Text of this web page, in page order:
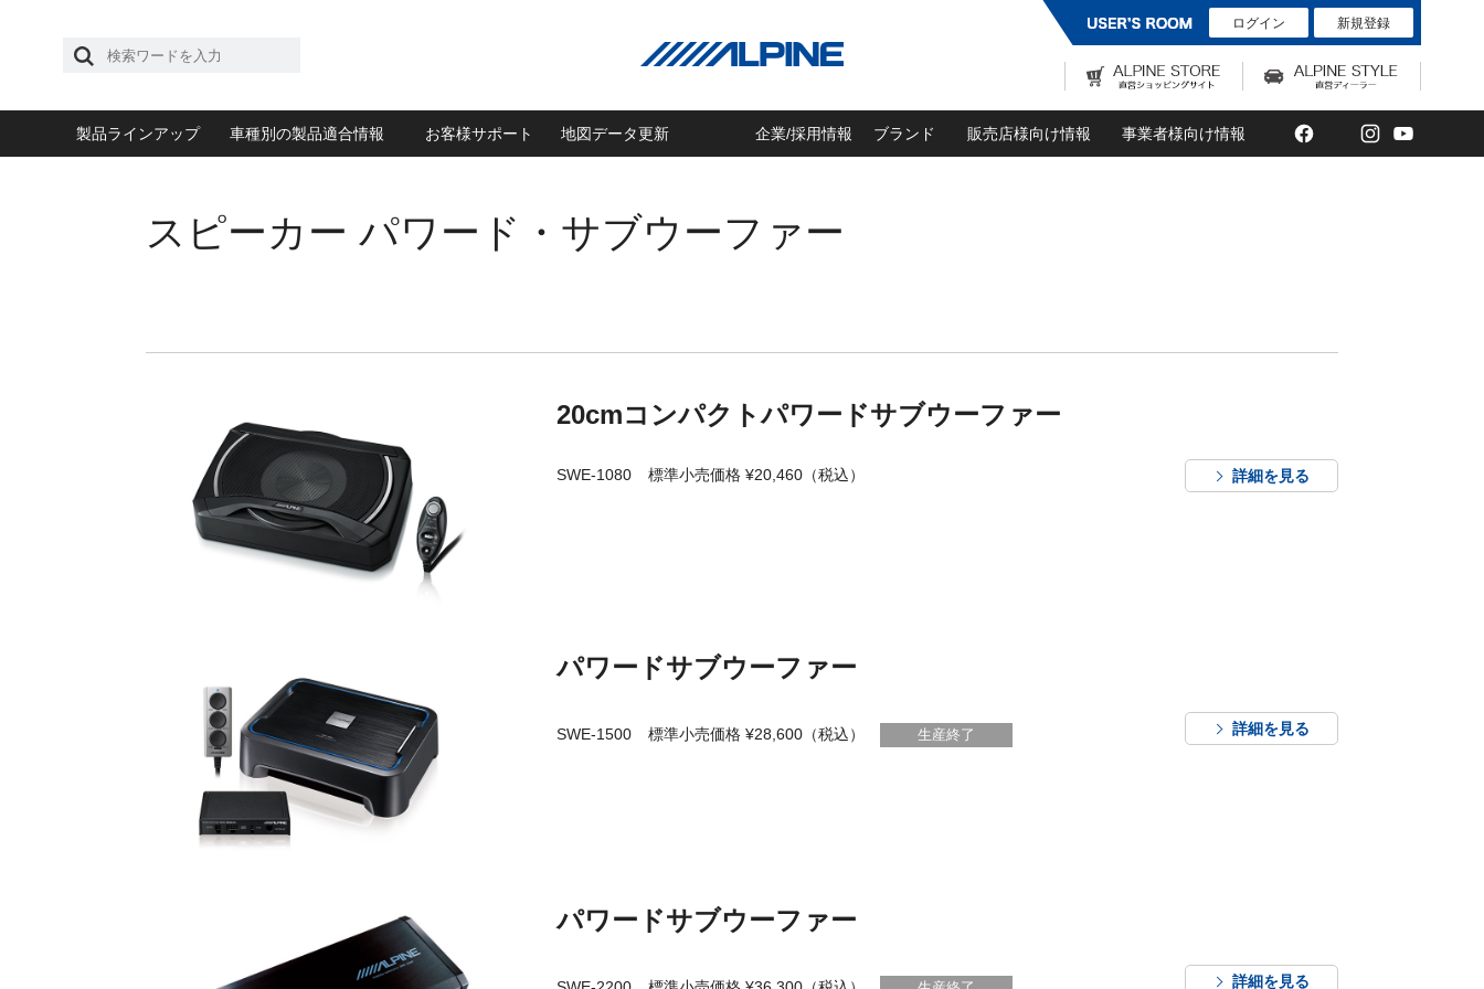
ログイン 新規登録
製品ラインアップ 車種別の製品適合情報 お客様サポート 地図データ更新 企業/採用情報 ブランド 販売店様向け情報 事業者様向け情報 Facebook
TwitterInstagram
スピーカー パワード・サブウーファー
20cmコンパクトパワードサブウーファー
SWE-1080 標準小売価格 ¥20,460（税込） 詳細を見る
パワードサブウーファー
SWE-1500 標準小売価格 ¥28,600（税込） 生産終了 詳細を見る
パワードサブウーファー
詳細を見る